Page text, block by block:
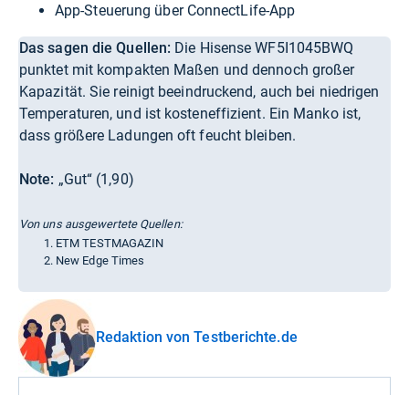
App-Steuerung über ConnectLife-App
Das sagen die Quellen: Die Hisense WF5I1045BWQ
punktet mit kompakten Maßen und dennoch großer
Kapazität. Sie reinigt beeindruckend, auch bei niedrigen
Temperaturen, und ist kosteneffizient. Ein Manko ist,
dass größere Ladungen oft feucht bleiben.
Note: „Gut“ (1,90)
Von uns ausgewertete Quellen:
ETM TESTMAGAZIN
New Edge Times
Redaktion von Testberichte.de